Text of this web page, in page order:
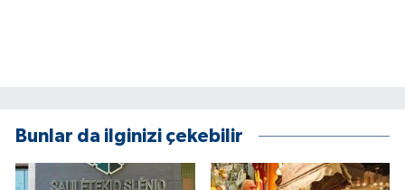
Bunlar da ilginizi çekebilir